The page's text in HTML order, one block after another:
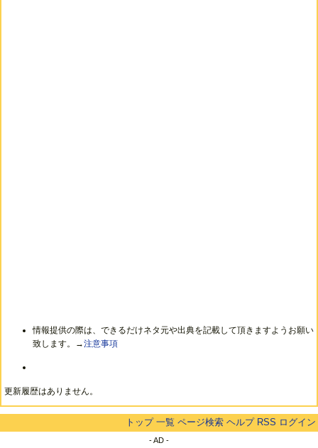
情報提供の際は、できるだけネタ元や出典を記載して頂きますようお願い
致します。→注意事項
更新履歴はありません。
トップ 一覧 ページ検索 ヘルプ RSS ログイン
- AD -